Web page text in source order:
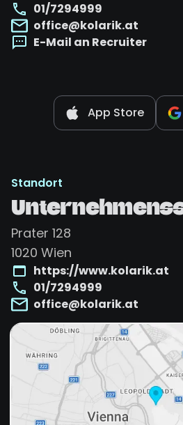
01/7294999
office@kolarik.at
E-Mail an Recruiter
App Store
Standort
Prater 128
1020 Wien
https://www.kolarik.at
01/7294999
office@kolarik.at